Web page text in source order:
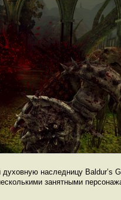
наследницу Baldur’s
занятными